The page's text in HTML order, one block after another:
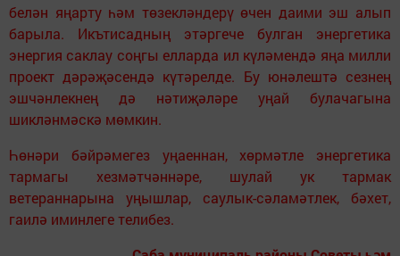
белән яңарту һәм төзекләндерү өчен даими эш алып
барыла. Икътисадның этәргече булган энергетика
энергия саклау соңгы елларда ил күләмендә яңа милли
проект дәрәҗәсендә күтәрелде. Бу юнәлештә сезнең
эшчәнлекнең дә нәтиҗәләре уңай булачагына
шикләнмәскә мөмкин.
Һөнәри бәйрәмегез уңаеннан, хөрмәтле энергетика
тармагы хезмәтчәннәре, шулай ук тармак
ветераннарына уңышлар, саулык-сәламәтлек, бәхет,
гаилә иминлеге телибез.